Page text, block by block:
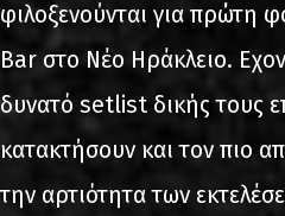
φιλοξενούνται για πρώτη
Bar στο Νέο Ηράκλειο.
δυνατό setlist δικής τους
κατακτήσουν και τον πιο
την αρτιότητα των